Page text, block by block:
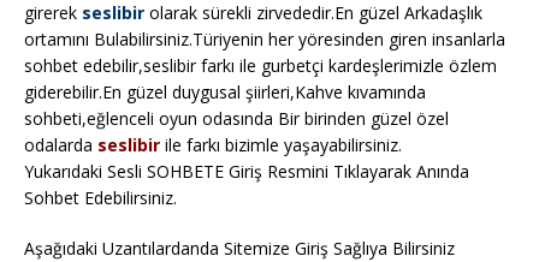
girerek seslibir olarak sürekli zirvededir.En güzel Arkadaşlık
ortamını Bulabilirsiniz.Türiyenin her yöresinden giren insanlarla
sohbet edebilir,seslibir farkı ile gurbetçi kardeşlerimizle özlem
giderebilir.En güzel duygusal şiirleri,Kahve kıvamında
sohbeti,eğlenceli oyun odasında Bir birinden güzel özel
odalarda seslibir ile farkı bizimle yaşayabilirsiniz.
Yukarıdaki Sesli SOHBETE Giriş Resmini Tıklayarak Anında
Sohbet Edebilirsiniz.
Aşağıdaki Uzantılardanda Sitemize Giriş Sağlıya Bilirsiniz